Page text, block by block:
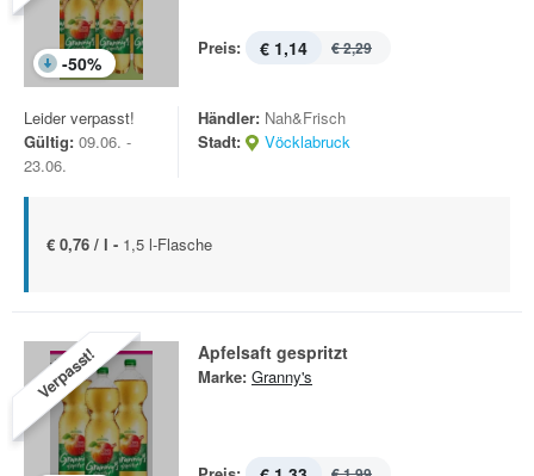
-50%
Preis: € 1,14 € 2,29
Leider verpasst!
Gültig: 09.06. -
23.06.
Händler: Nah&Frisch
Stadt:
Vöcklabruck
€ 0,76 / l - 1,5 l-Flasche
Verpasst! Apfelsaft gespritzt
Marke: Granny's